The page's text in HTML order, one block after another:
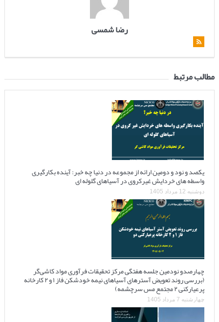
رضا شمسی
مطالب مرتبط
یکصد و نود و دومین ارائه از مجموعه در دنیا چه خبر: آینده بکارگیری
واسطه های خردایش غیرکروی در آسیاهای گلوله ای
دوشنبه 12 مرداد 1405
چهارصدو نودمین جلسه هفتگی مرکز تحقیقات فرآوری مواد کاشی‌گر
(بررسی روند تعویض آسترهای آسیاهای نیمه خودشکن فاز ۱ و ۲ کارخانه
پرعیارکنی ۲ مجتمع مس سرچشمه)
چهارشنبه 7 مرداد 1405